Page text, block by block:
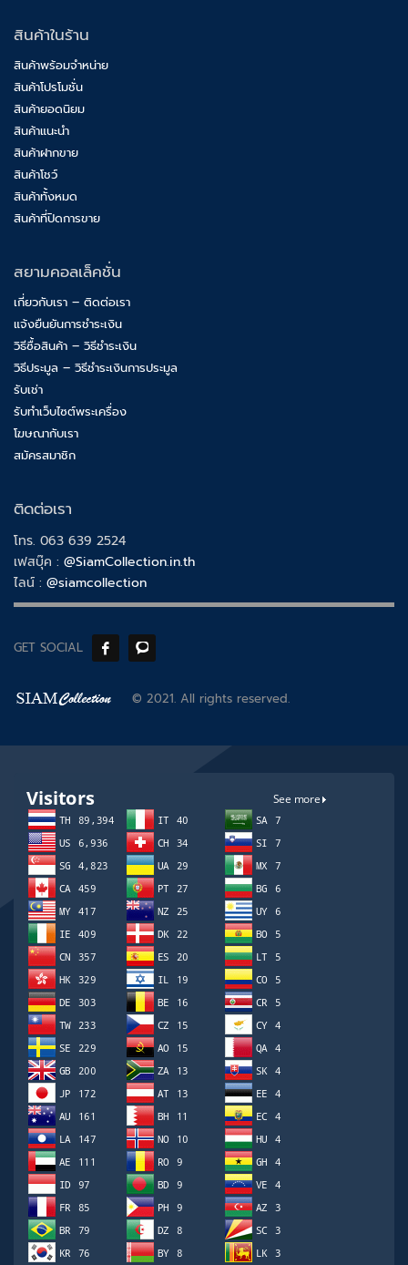
สินค้าในร้าน
สินค้าพร้อมจำหน่าย
สินค้าโปรโมชั่น
สินค้ายอดนิยม
สินค้าแนะนำ
สินค้าฝากขาย
สินค้าโชว์
สินค้าทั้งหมด
สินค้าที่ปิดการขาย
สยามคอลเล็คชั่น
เกี่ยวกับเรา – ติดต่อเรา
แจ้งยืนยันการชำระเงิน
วิธีซื้อสินค้า – วิธีชำระเงิน
วิธีประมูล – วิธีชำระเงินการประมูล
รับเช่า
รับทำเว็บไซต์พระเครื่อง
โฆษณากับเรา
สมัครสมาชิก
ติดต่อเรา
โทร. 063 639 2524
เฟสบุ๊ค : @SiamCollection.in.th
ไลน์ : @siamcollection
GET SOCIAL
© 2021. All rights reserved.